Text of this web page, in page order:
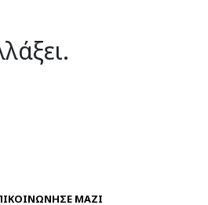
ΜΑΖΙ